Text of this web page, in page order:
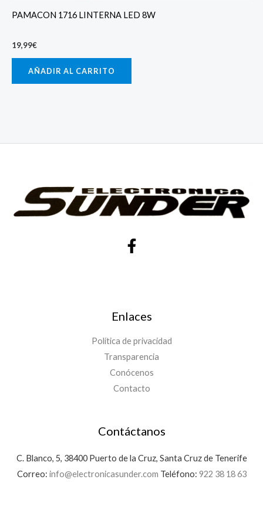
PAMACON 1716 LINTERNA LED 8W
19,99€
AÑADIR AL CARRITO
Enlaces
Política de privacidad
Transparencia
Conócenos
Contacto
Contáctanos
C. Blanco, 5, 38400 Puerto de la Cruz, Santa Cruz de Tenerife
Correo: info@electronicasunder.com Teléfono: 922 38 18 63